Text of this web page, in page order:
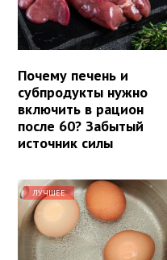
Почему печень и
субпродукты нужно
включить в рацион
после 60? Забытый
источник силы
ЛУЧШЕЕ